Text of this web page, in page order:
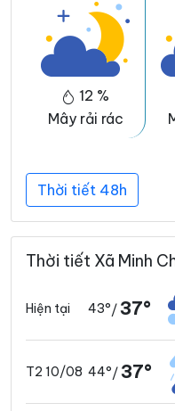
12 %
Mây rải rác
Thời tiết 48h
Thời tiết Xã Minh
Hiện tại 43°/ 37°
T2 10/08 44°/ 37°